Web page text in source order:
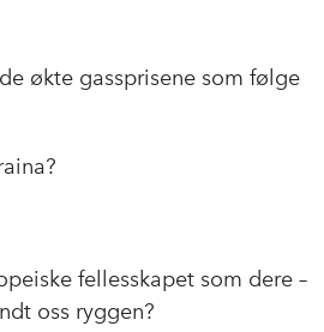
økte gassprisene som følge
fellesskapet som dere –
oss ryggen?